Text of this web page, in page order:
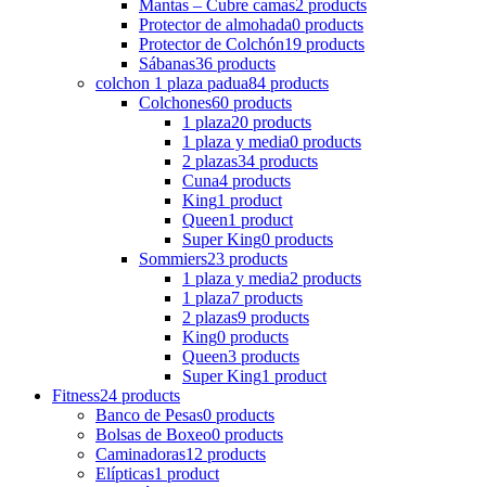
Mantas – Cubre camas2 products
Protector de almohada0 products
Protector de Colchón19 products
Sábanas36 products
colchon 1 plaza padua84 products
Colchones60 products
1 plaza20 products
1 plaza y media0 products
2 plazas34 products
Cuna4 products
King1 product
Queen1 product
Super King0 products
Sommiers23 products
1 plaza y media2 products
1 plaza7 products
2 plazas9 products
King0 products
Queen3 products
Super King1 product
Fitness24 products
Banco de Pesas0 products
Bolsas de Boxeo0 products
Caminadoras12 products
Elípticas1 product